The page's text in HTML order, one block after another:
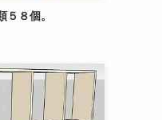
８個。